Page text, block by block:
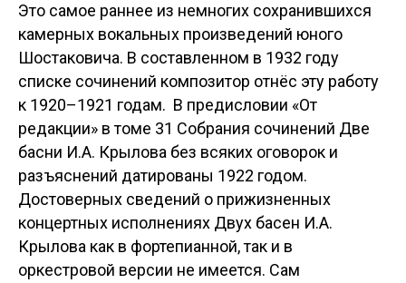
Это самое раннее из немногих сохранившихся
камерных вокальных произведений юного
Шостаковича. В составленном в 1932 году
списке сочинений композитор отнёс эту работу
к 1920–1921 годам. В предисловии «От
редакции» в томе 31 Собрания сочинений Две
басни И.А. Крылова без всяких оговорок и
разъяснений датированы 1922 годом.
Достоверных сведений о прижизненных
концертных исполнениях Двух басен И.А.
Крылова как в фортепианной, так и в
оркестровой версии не имеется. Сам